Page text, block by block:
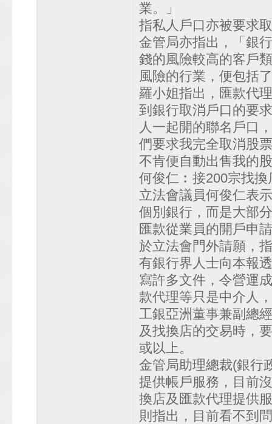
業。」
指私人戶口亦被要求
金管局亦指出，「銀
錢的風險較高的客戶
風險的行業，便包括
羅小姐指出，匯款代
到銀行取消戶口的要
人一起開的聯名戶口
們要求我完全取消股
不肯便自動出售我的
何俊仁︰接200宗找換
立法會議員何俊仁表
個別銀行，而是大部
匯款從業員的開戶申
於立法會門外請願，
有銀行界人士向本報
寫許多文件，令營運
款代理等只是中介人
工銀亞洲董事兼副總
及找換店的交易時，
或以上。
金管局助理總裁(銀行
提供帳戶服務，目前
換店及匯款代理提供
則指出，目前看不到